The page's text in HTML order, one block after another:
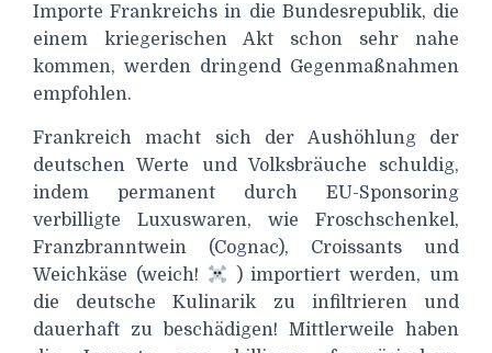
Importe Frankreichs in die Bundesrepublik, die
einem kriegerischen Akt schon sehr nahe
kommen, werden dringend Gegenmaßnahmen
empfohlen.
Frankreich macht sich der Aushöhlung der
deutschen Werte und Volksbräuche schuldig,
indem permanent durch EU-Sponsoring
verbilligte Luxuswaren, wie Froschschenkel,
Franzbranntwein (Cognac), Croissants und
Weichkäse (weich!
) importiert werden, um
die deutsche Kulinarik zu infiltrieren und
dauerhaft zu beschädigen! Mittlerweile haben